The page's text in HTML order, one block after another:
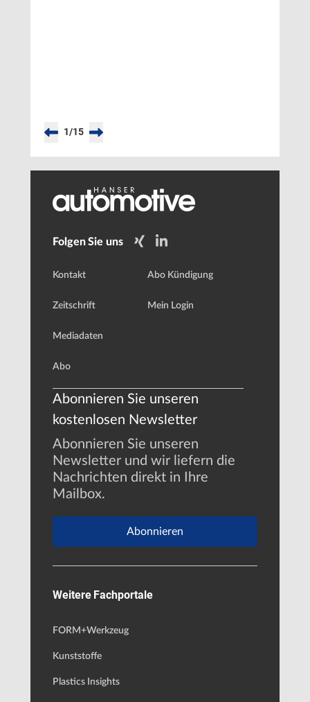
1/15
Folgen Sie uns
Kontakt
Zeitschrift
Mediadaten
Abo
Abo Kündigung
Mein Login
Abonnieren Sie unseren
kostenlosen Newsletter
Abonnieren Sie unseren
Newsletter und wir liefern die
Nachrichten direkt in Ihre
Mailbox.
Abonnieren
Weitere Fachportale
FORM+Werkzeug
Kunststoffe
Plastics Insights